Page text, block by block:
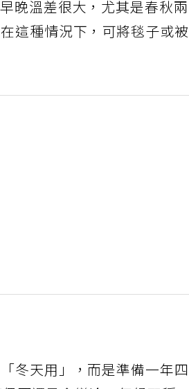
晚溫差很大，尤其是春秋兩
這種情況下，可將毯子或被
冬天用」，而是準備一年四